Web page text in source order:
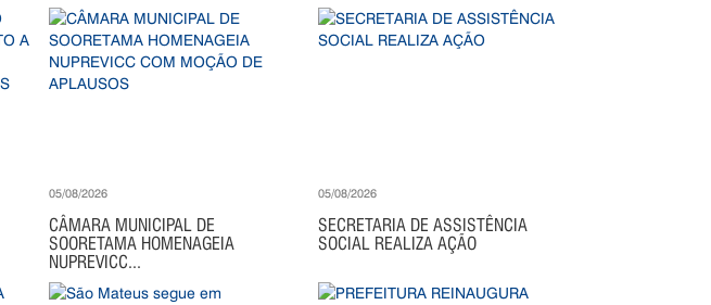
05/08/2026
CÂMARA MUNICIPAL DE
SOORETAMA HOMENAGEIA
NUPREVICC...
05/08/2026
SECRETARIA DE ASSISTÊNCIA
SOCIAL REALIZA AÇÃO